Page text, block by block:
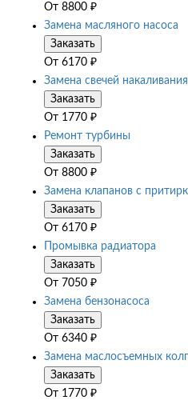
От 8800 ₽
Замена масляного насоса
Заказать
От 6170 ₽
Замена свечей накаливания
Заказать
От 1770 ₽
Ремонт турбины
Заказать
От 8800 ₽
Замена клапанов с
Заказать
От 6170 ₽
Промывка радиатора
Заказать
От 7050 ₽
Замена бензонасоса
Заказать
От 6340 ₽
Замена маслосъемных
Заказать
От 1770 ₽